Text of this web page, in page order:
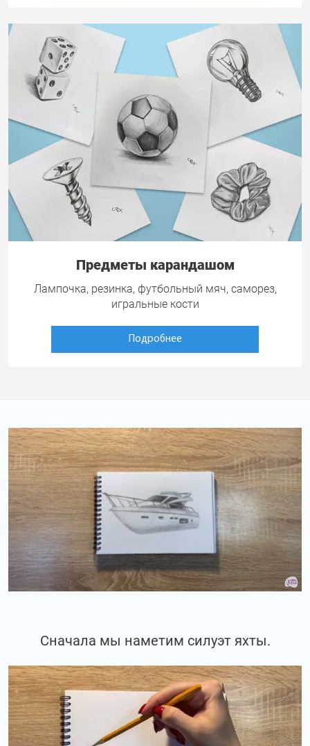
Предметы карандашом
Лампочка, резинка, футбольный мяч, саморез,
игральные кости
Подробнее
Сначала мы наметим силуэт яхты.